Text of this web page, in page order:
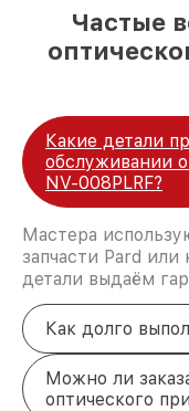
Частые
Какие детали
обслуживании
NV-008PLRF?
Мастера
запчасти Pard или
детали выдаём
Как долго
Можно ли
оптического